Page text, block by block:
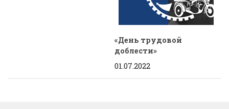
«День трудовой
доблести»
01.07.2022